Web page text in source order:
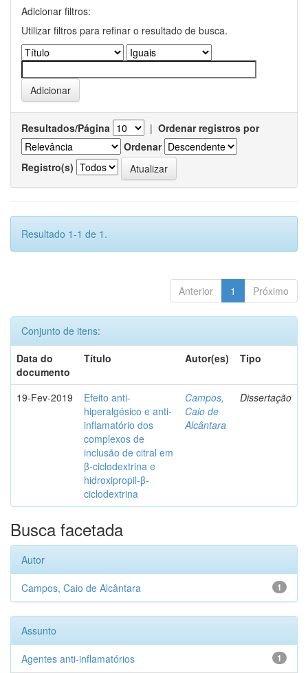
Adicionar filtros:
Utilizar filtros para refinar o resultado de busca.
Resultados/Página | Ordenar registros por
Ordenar
Registro(s)
Resultado 1-1 de 1.
Anterior 1 Próximo
Conjunto de itens:
Data do
documento
Título Autor(es) Tipo
19-Fev-2019
Efeito anti-
hiperalgésico e anti-
inflamatório dos
complexos de
inclusão de citral em
β-ciclodextrina e
hidroxipropil-β-
ciclodextrina
Campos,
Caio de
Alcântara
Dissertação
Busca facetada
Autor
1
Campos, Caio de Alcântara
Assunto
1
Agentes anti-inflamatórios